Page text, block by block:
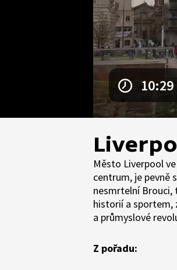
10:29
Město Liverpool
centrum, je pevně
nesmrtelní Brouci,
historií a sportem,
a průmyslové
Z pořadu: